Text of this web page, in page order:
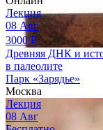
Лекция
08 Авг
3000₽
Древняя ДНК и
в палеолите
Парк «Зарядье»
Москва
Лекция
08 Авг